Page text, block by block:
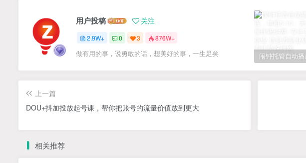
用户投稿 关注
2.9W+ 0 3 876W+
做有用的事，说勇敢的话，想美好的事，一生足矣
上一篇
DOU+抖加投放起号课，帮你把账号的流量价值放到更大
相关推荐